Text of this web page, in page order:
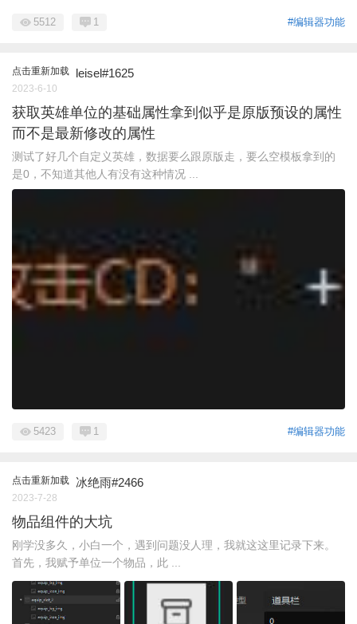
#编辑器功能
5512 1
点击重新加载 leisel#1625
2023-6-10
获取英雄单位的基础属性拿到似乎是原版预设的属性
而不是最新修改的属性
测试了好几个自定义英雄，数据要么跟原版走，要么空模板拿到的
是0，不知道其他人有没有这种情况 ...
#编辑器功能
5423 1
点击重新加载 冰绝雨#2466
2023-7-28
物品组件的大坑
刚学没多久，小白一个，遇到问题没人理，我就这这里记录下来。
首先，我赋予单位一个物品，此 ...